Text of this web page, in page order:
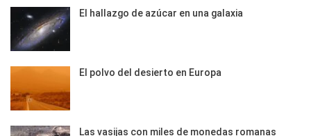
El hallazgo de azúcar en una galaxia
El polvo del desierto en Europa
Las vasijas con miles de monedas romanas